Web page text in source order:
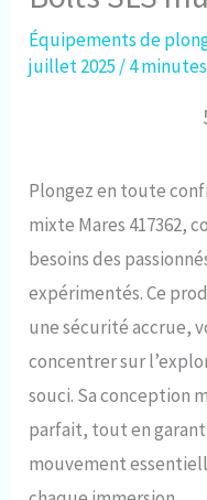
Équipements de
juillet 2025 /4
Plongez en toute
mixte Mares 417362,
besoins des
expérimentés. Ce
une sécurité accrue,
concentrer sur
souci. Sa conception
parfait, tout en
mouvement